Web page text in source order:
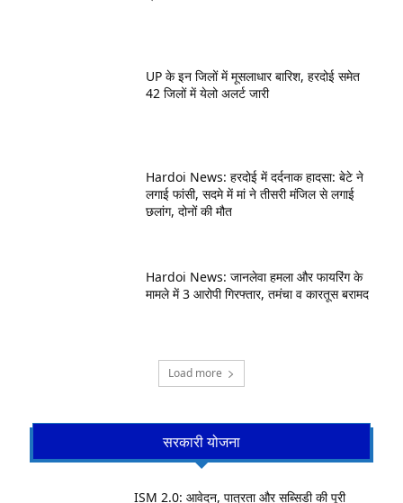
UP के इन जिलों में मूसलाधार बारिश, हरदोई समेत
42 जिलों में येलो अलर्ट जारी
Hardoi News: हरदोई में दर्दनाक हादसा: बेटे ने
लगाई फांसी, सदमे में मां ने तीसरी मंजिल से लगाई
छलांग, दोनों की मौत
Hardoi News: जानलेवा हमला और फायरिंग के
मामले में 3 आरोपी गिरफ्तार, तमंचा व कारतूस बरामद
Load more
सरकारी योजना
ISM 2.0: आवेदन, पात्रता और सब्सिडी की पूरी